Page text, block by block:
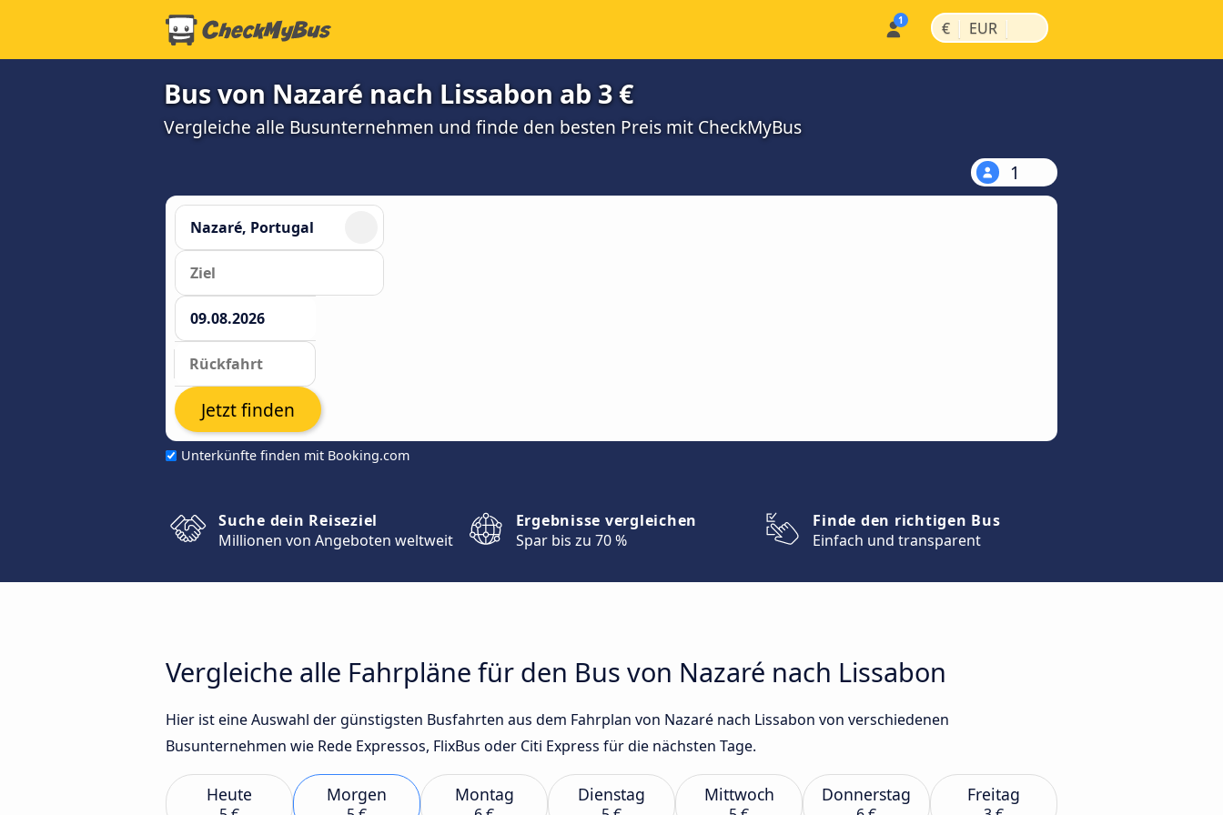
€ | EUR |
Bus von Nazaré nach Lissabon ab 3 €
Vergleiche alle Busunternehmen und finde den besten Preis mit CheckMyBus
1
Unterkünfte finden mit Booking.com
Jetzt finden
Suche dein Reiseziel
Millionen von Angeboten weltweit
Ergebnisse vergleichen
Spar bis zu 70 %
Finde den richtigen Bus
Einfach und transparent
Vergleiche alle Fahrpläne für den Bus von Nazaré nach Lissabon
Hier ist eine Auswahl der günstigsten Busfahrten aus dem Fahrplan von Nazaré nach Lissabon von verschiedenen
Busunternehmen wie Rede Expressos, FlixBus oder Citi Express für die nächsten Tage.
Heute Morgen Montag Dienstag Mittwoch Donnerstag Freitag